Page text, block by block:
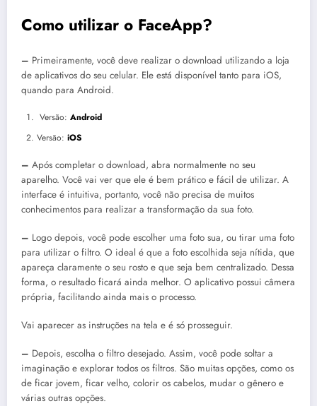
Como utilizar o FaceApp?
– Primeiramente, você deve realizar o download utilizando a loja
de aplicativos do seu celular. Ele está disponível tanto para iOS,
quando para Android.
Versão: Android
Versão: iOS
– Após completar o download, abra normalmente no seu
aparelho. Você vai ver que ele é bem prático e fácil de utilizar. A
interface é intuitiva, portanto, você não precisa de muitos
conhecimentos para realizar a transformação da sua foto.
– Logo depois, você pode escolher uma foto sua, ou tirar uma foto
para utilizar o filtro. O ideal é que a foto escolhida seja nítida, que
apareça claramente o seu rosto e que seja bem centralizado. Dessa
forma, o resultado ficará ainda melhor. O aplicativo possui câmera
própria, facilitando ainda mais o processo.
Vai aparecer as instruções na tela e é só prosseguir.
– Depois, escolha o filtro desejado. Assim, você pode soltar a
imaginação e explorar todos os filtros. São muitas opções, como os
de ficar jovem, ficar velho, colorir os cabelos, mudar o gênero e
várias outras opções.